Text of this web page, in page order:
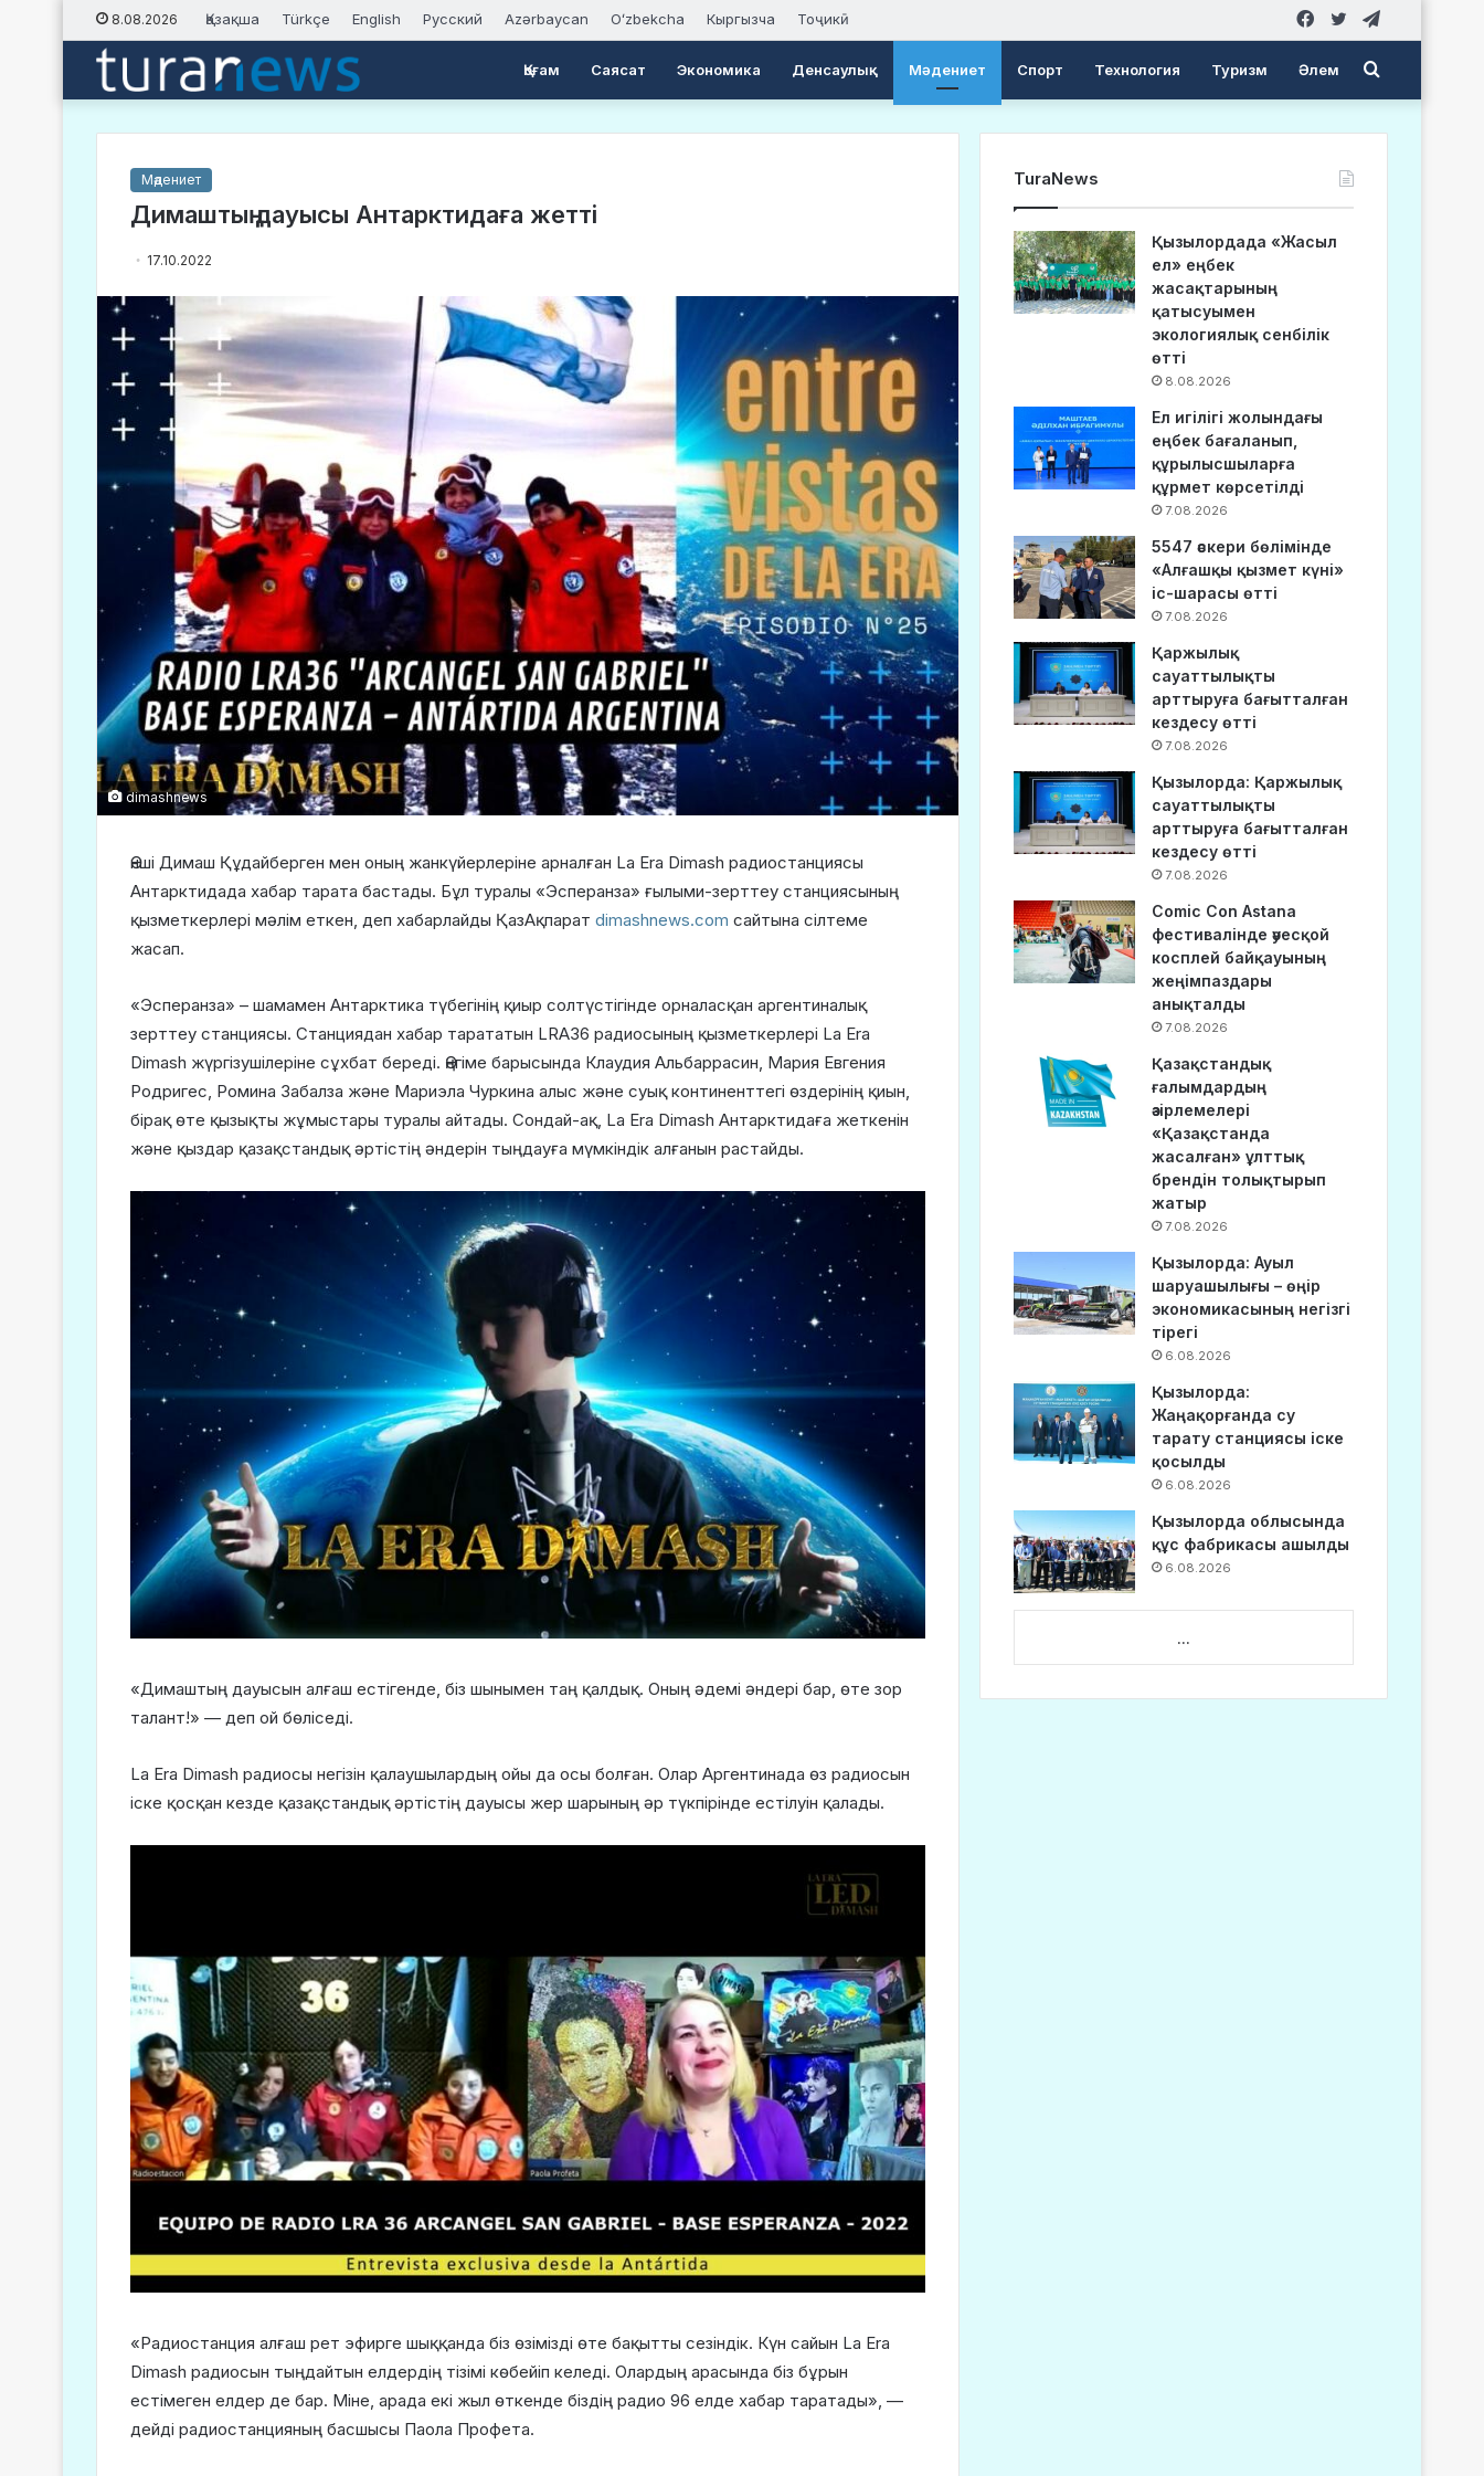
8.08.2026 Қазақша Türkçe English Русский Azərbaycan Oʻzbekcha Кыргызча Тоҷикӣ Twitter
Facebook
Қоғам Саясат Экономика Денсаулық Мәдениет Спорт Технология Туризм Әлем Search
for
Мәдениет
Димаштың дауысы Антарктидаға жетті
17.10.2022
dimashnews
Әнші Димаш Құдайберген мен оның жанкүйерлеріне арналған La Era Dimash радиостанциясы
Антарктидада хабар тарата бастады. Бұл туралы «Эсперанза» ғылыми-зерттеу станциясының
қызметкерлері мәлім еткен, деп хабарлайды ҚазАқпарат dimashnews.com сайтына сілтеме
жасап.
«Эсперанза» – шамамен Антарктика түбегінің қиыр солтүстігінде орналасқан аргентиналық
зерттеу станциясы. Станциядан хабар тарататын LRA36 радиосының қызметкерлері La Era
Dimash жүргізушілеріне сұхбат береді. Әңгіме барысында Клаудия Альбаррасин, Мария Евгения
Родригес, Ромина Забалза және Мариэла Чуркина алыс және суық континенттегі өздерінің қиын,
бірақ өте қызықты жұмыстары туралы айтады. Сондай-ақ, La Era Dimash Антарктидаға жеткенін
және қыздар қазақстандық әртістің әндерін тыңдауға мүмкіндік алғанын растайды.
«Димаштың дауысын алғаш естігенде, біз шынымен таң қалдық. Оның әдемі әндері бар, өте зор
талант!» — деп ой бөліседі.
La Era Dimash радиосы негізін қалаушылардың ойы да осы болған. Олар Аргентинада өз радиосын
іске қосқан кезде қазақстандық әртістің дауысы жер шарының әр түкпірінде естілуін қалады.
«Радиостанция алғаш рет эфирге шыққанда біз өзімізді өте бақытты сезіндік. Күн сайын La Era
Dimash радиосын тыңдайтын елдердің тізімі көбейіп келеді. Олардың арасында біз бұрын
естімеген елдер де бар. Міне, арада екі жыл өткенде біздің радио 96 елде хабар таратады», —
дейді радиостанцияның басшысы Паола Профета.
TuraNews
Қызылордада «Жасыл
ел» еңбек
жасақтарының
қатысуымен
экологиялық сенбілік
өтті
8.08.2026
Ел игілігі жолындағы
еңбек бағаланып,
құрылысшыларға
құрмет көрсетілді
7.08.2026
5547 әскери бөлімінде
«Алғашқы қызмет күні»
іс-шарасы өтті
7.08.2026
Қаржылық
сауаттылықты
арттыруға бағытталған
кездесу өтті
7.08.2026
Қызылорда: Қаржылық
сауаттылықты
арттыруға бағытталған
кездесу өтті
7.08.2026
Comic Con Astana
фестивалінде әуесқой
косплей байқауының
жеңімпаздары
анықталды
7.08.2026
Қазақстандық
ғалымдардың
әзірлемелері
«Қазақстанда
жасалған» ұлттық
брендін толықтырып
жатыр
7.08.2026
Қызылорда: Ауыл
шаруашылығы – өңір
экономикасының негізгі
тірегі
6.08.2026
Қызылорда:
Жаңақорғанда су
тарату станциясы іске
қосылды
6.08.2026
Қызылорда облысында
құс фабрикасы ашылды
6.08.2026
...